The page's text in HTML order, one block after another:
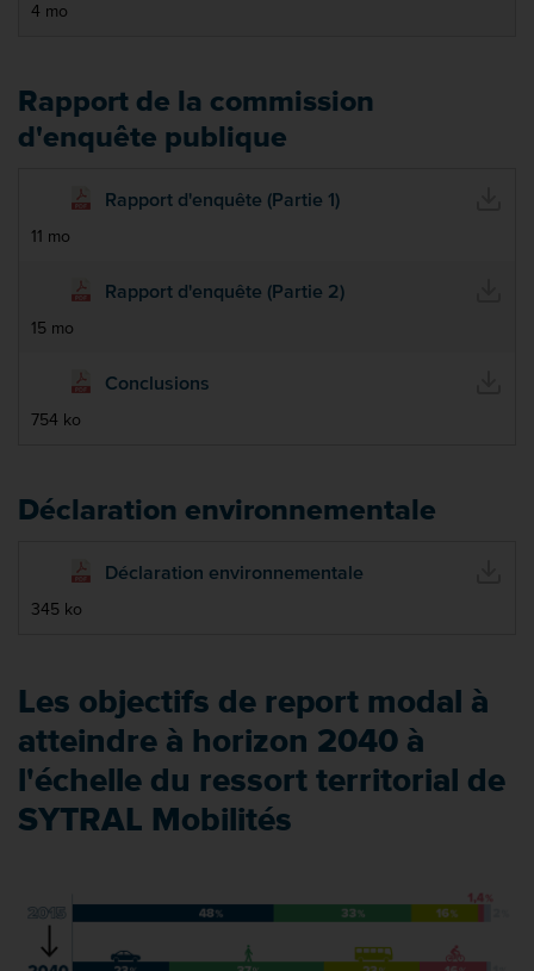
4 mo
Rapport de la commission
d'enquête publique
Rapport d'enquête (Partie 1)
11 mo
Rapport d'enquête (Partie 2)
15 mo
Conclusions
754 ko
Déclaration environnementale
Déclaration environnementale
345 ko
Les objectifs de report modal à
atteindre à horizon 2040 à
l'échelle du ressort territorial de
SYTRAL Mobilités